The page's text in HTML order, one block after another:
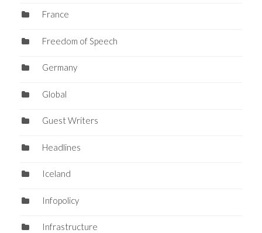
France
Freedom of Speech
Germany
Global
Guest Writers
Headlines
Iceland
Infopolicy
Infrastructure